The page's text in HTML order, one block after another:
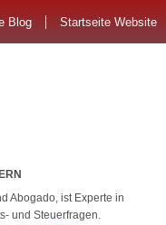
Blog Startseite Website
Abogado, ist Experte in
und Steuerfragen.